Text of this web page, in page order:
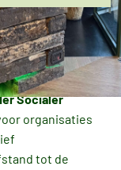
op PSO trede
Socialer
organisaties
tot de